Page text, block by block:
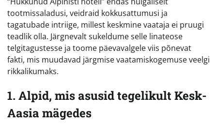
tootmissaladusi, veidraid kokkusattumusi ja
tagatubade intriige, millest keskmine vaataja ei pruugi
teadlik olla. Järgnevalt sukeldume selle linateose
telgitagustesse ja toome päevavalgele viis põnevat
fakti, mis muudavad järgmise vaatamiskogemuse veelgi
rikkalikumaks.
1. Alpid, mis asusid tegelikult Kesk-
Aasia mägedes